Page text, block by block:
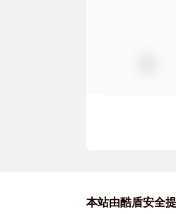
本站由酷盾安全